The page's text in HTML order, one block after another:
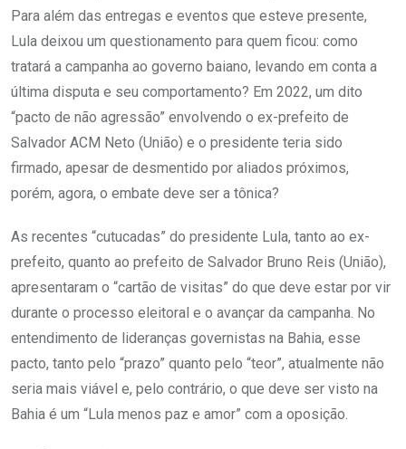
Para além das entregas e eventos que esteve presente,
Lula deixou um questionamento para quem ficou: como
tratará a campanha ao governo baiano, levando em conta a
última disputa e seu comportamento? Em 2022, um dito
“pacto de não agressão” envolvendo o ex-prefeito de
Salvador ACM Neto (União) e o presidente teria sido
firmado, apesar de desmentido por aliados próximos,
porém, agora, o embate deve ser a tônica?
As recentes “cutucadas” do presidente Lula, tanto ao ex-
prefeito, quanto ao prefeito de Salvador Bruno Reis (União),
apresentaram o “cartão de visitas” do que deve estar por vir
durante o processo eleitoral e o avançar da campanha. No
entendimento de lideranças governistas na Bahia, esse
pacto, tanto pelo “prazo” quanto pelo “teor”, atualmente não
seria mais viável e, pelo contrário, o que deve ser visto na
Bahia é um “Lula menos paz e amor” com a oposição.